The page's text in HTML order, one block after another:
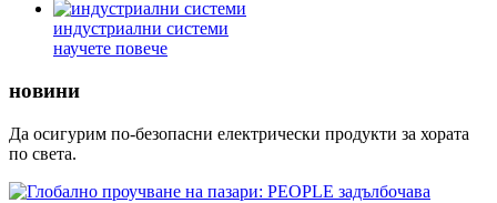
индустриални системи
научете повече
новини
Да осигурим по-безопасни електрически продукти за хората
по света.